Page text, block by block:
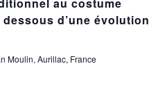
au costume
d’une évolution
Moulin, Aurillac, France